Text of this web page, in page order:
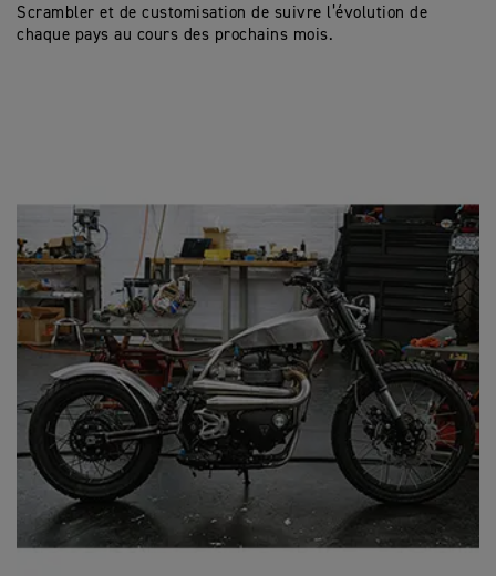
Scrambler et de customisation de suivre l’évolution de
chaque pays au cours des prochains mois.